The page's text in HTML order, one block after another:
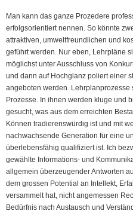
Man kann das ganze Prozedere
erfolgsorientiert nennen. So könnte
attraktiven, umweltfreundlichen und
geführt werden. Nur eben, Lehrpläne
möglichst unter Ausschluss von
und dann auf Hochglanz poliert einer
angeboten werden.
Prozesse. In ihnen werden kluge und
gesucht, was aus dem erreichten
Können tradierenswürdig ist und mit
nachwachsende Generation für eine
überlebensfähig qualifiziert ist. Ich
gewählte Informations- und
allgemein überzeugender Antworten
dem grossen Potential an Intellekt,
versammelt hat, nicht angemessen
Bedürfnis nach Austausch und